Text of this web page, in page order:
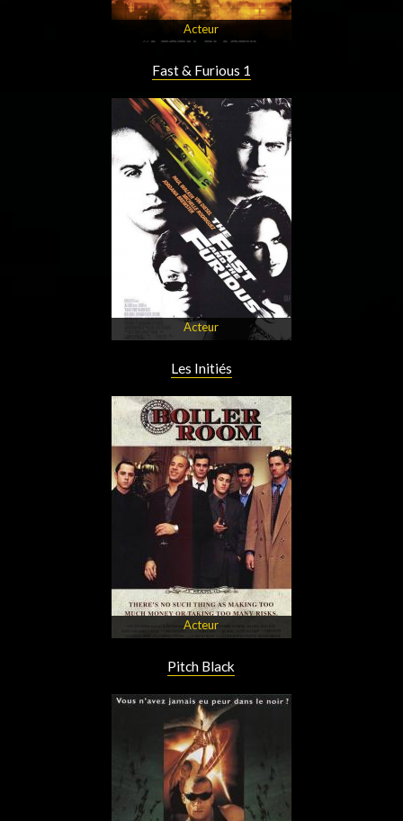
Acteur
Fast & Furious 1
Acteur
Les Initiés
Acteur
Pitch Black